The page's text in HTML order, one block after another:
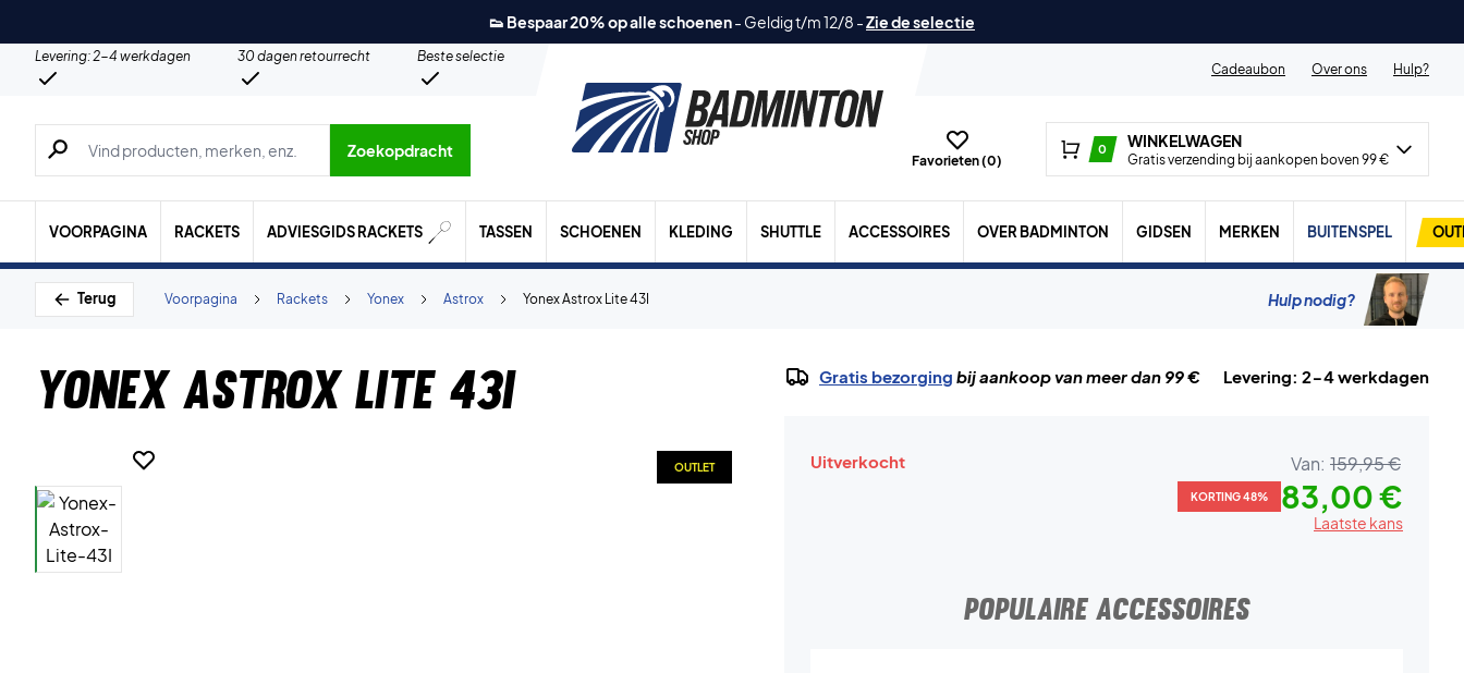
👟 Bespaar 20% op alle schoenen- Geldig t/m 12/8 -Zie de selectie
Levering: 2-4 werkdagen 30 dagen retourrecht
Beste selectie
Cadeaubon
Over ons Hulp?
Zoeken naar producten, merken etc.
Zoekopdracht
Favorieten (0)
0 WINKELWAGEN
Gratis verzending bij aankopen boven 99 €
VOORPAGINA RACKETS ADVIESGIDS RACKETS TASSEN SCHOENEN KLEDING SHUTTLE ACCESSOIRES OVER BADMINTON GIDSEN MERKEN BUITENSPEL
Terug Yonex Astrox Lite 43I
Astrox
Yonex
Rackets
Voorpagina Hulp nodig?
Yonex Astrox Lite 43I
OUTLET
Gratis bezorging bij aankoop van meer dan 99 € Levering: 2-4 werkdagen
Uitverkocht Van: 159,95 €
KORTING 48% 83,00 €
Laatste kans
POPULAIRE ACCESSOIRES